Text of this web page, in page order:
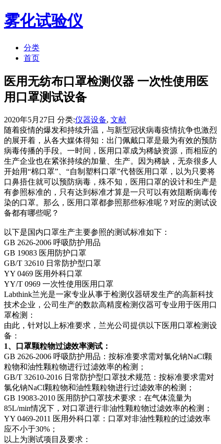
雾化试验仪
分类
首页
医用无纺布口罩检测仪器 一次性使用医
用口罩测试设备
2020年5月27日 分类:仪器设备, 文献
随着疫情的爆发和持续升温，与新型冠状病毒疫情抗争也激烈
的展开着，从各大媒体得知：出门佩戴口罩是最为有效的预防
病毒传播的手段。一时间，医用口罩成为稀缺资源，而相应的
生产企业也在紧张持续的加量、生产。因为稀缺，无奈很多人
开始用“棉口罩”、“自制塑料口罩”代替医用口罩，以为只要将
口鼻捂住就可以预防病毒，殊不知，医用口罩的设计和生产是
有参照标准的，只有达到标准才算是一只可以有效阻断病毒传
染的口罩。那么，医用口罩都参照那些标准呢？对应的测试设
备都有哪些呢？
以下是国内口罩生产主要参照的测试标准如下：
GB 2626-2006 呼吸防护用品
GB 19083 医用防护口罩
GB/T 32610 日常防护型口罩
YY 0469 医用外科口罩
YY/T 0969 一次性使用医用口罩
Labthink兰光是一家专业从事于检测仪器研发生产的高新科技
技术企业，公司生产的数款高精度检测仪器可专业用于医用口
罩检测：
由此，针对以上标准要求，兰光公司提供以下医用口罩检测设
备：
1、口罩颗粒物过滤效率测试：
GB 2626-2006 呼吸防护用品：按标准要求需对氯化钠NaCl颗
粒物和油性颗粒物进行过滤效率的检测；
GB/T 32610-2016 日常防护型口罩技术规范：按标准要求需对
氯化钠NaCl颗粒物和油性颗粒物进行过滤效率的检测；
GB 19083-2010 医用防护口罩技术要求：在气体流量为
85L/min情况下，对口罩进行非油性颗粒物过滤效率的检测；
YY 0469-2011 医用外科口罩：口罩对非油性颗粒的过滤效率
应不小于30%；
以上为测试项目及要求：